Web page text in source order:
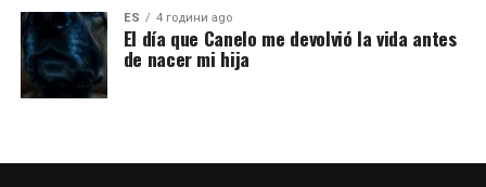
ES 4 години ago
El día que Canelo me devolvió la vida antes
de nacer mi hija